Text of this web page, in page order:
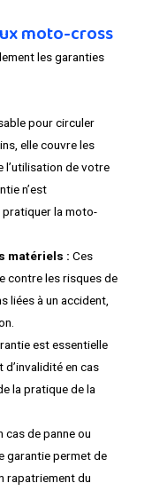
moto-cross
les garanties
pour circuler
elle couvre les
l’utilisation de votre
n’est
la moto-
matériels : Ces
contre les risques de
liées à un accident,
est essentielle
en cas
la pratique de la
cas de panne ou
garantie permet de
rapatriement du